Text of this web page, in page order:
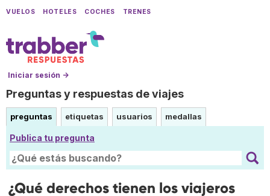
VUELOS HOTELES COCHES TRENES
Iniciar sesión →
Preguntas y respuestas de viajes
preguntas etiquetas usuarios medallas
Publica tu pregunta
¿Qué derechos tienen los viajeros